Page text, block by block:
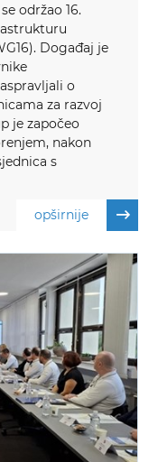
održao 16.
Događaj je
o
za razvoj
je započeo
nakon
s
opširnije